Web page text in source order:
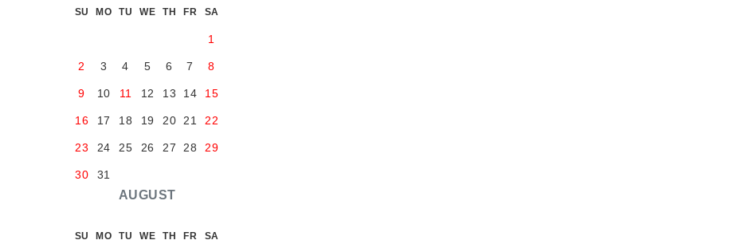
AUGUST
SU MO TU WE TH FR SA
1
2 3 4 5 6 7 8
9 10 11 12 13 14 15
16 17 18 19 20 21 22
23 24 25 26 27 28 29
30 31
SU MO TU WE TH FR SA